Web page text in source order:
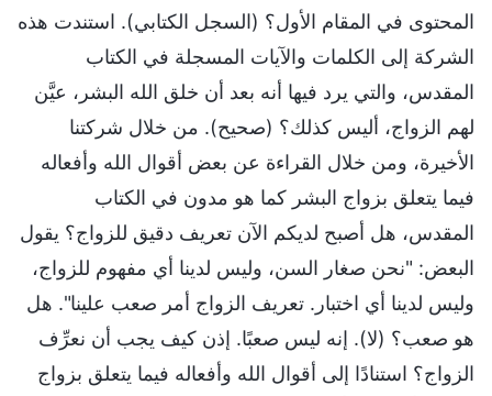
المحتوى في المقام الأول؟ (السجل الكتابي). استندت هذه
الشركة إلى الكلمات والآيات المسجلة في الكتاب
المقدس، والتي يرد فيها أنه بعد أن خلق الله البشر، عيَّن
لهم الزواج، أليس كذلك؟ (صحيح). من خلال شركتنا
الأخيرة، ومن خلال القراءة عن بعض أقوال الله وأفعاله
فيما يتعلق بزواج البشر كما هو مدون في الكتاب
المقدس، هل أصبح لديكم الآن تعريف دقيق للزواج؟ يقول
البعض: "نحن صغار السن، وليس لدينا أي مفهوم للزواج،
وليس لدينا أي اختبار. تعريف الزواج أمر صعب علينا". هل
هو صعب؟ (لا). إنه ليس صعبًا. إذن كيف يجب أن نعرِّف
الزواج؟ استنادًا إلى أقوال الله وأفعاله فيما يتعلق بزواج